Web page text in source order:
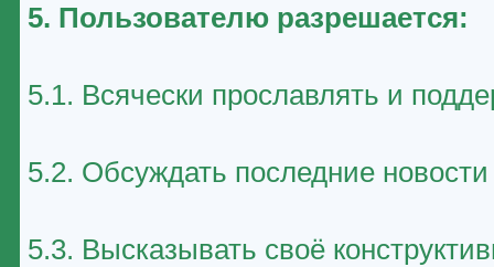
5. Пользователю разрешается:
5.1. Всячески прославлять и
5.2. Обсуждать последние
5.3. Высказывать своё